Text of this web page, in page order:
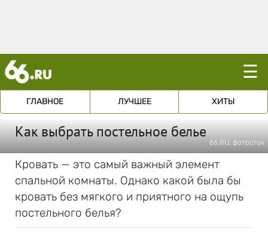
☰
ГЛАВНОЕ ЛУЧШЕЕ ХИТЫ
Как выбрать постельное белье
66.RU, фотосток
Кровать — это самый важный элемент
спальной комнаты. Однако какой была бы
кровать без мягкого и приятного на ощупь
постельного белья?